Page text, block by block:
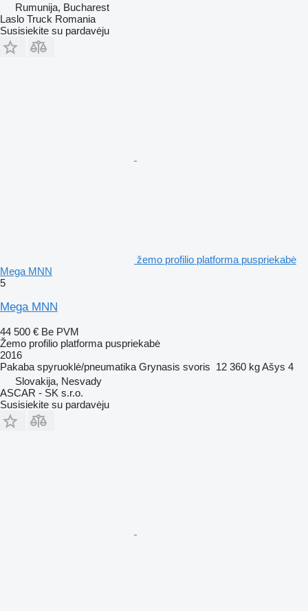
Rumunija, Bucharest
Laslo Truck Romania
Susisiekite su pardavėju
žemo profilio platforma puspriekabė
Mega MNN
5
Mega MNN
44 500 € Be PVM
Žemo profilio platforma puspriekabė
2016
Pakaba spyruoklė/pneumatika Grynasis svoris 12 360 kgAšys 4
Slovakija, Nesvady
ASCAR - SK s.r.o.
Susisiekite su pardavėju